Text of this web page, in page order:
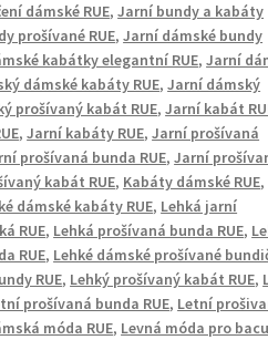
dámské RUE,Jarní bundy a kabáty
prošívané RUE,Jarní dámské bundy
kabátky elegantní RUE,Jarní
dámské kabáty RUE,Jarní dámský
prošívaný kabát RUE,Jarní kabát
,Jarní kabáty RUE,Jarní prošívaná
prošívaná bunda RUE,Jarní
kabát RUE, Kabáty dámské RUE,
dámské kabáty RUE, Lehká jarní
RUE, Lehká prošívaná bunda RUE,
RUE, Lehké dámské prošívané
RUE, Lehký prošívaný kabát RUE,
prošívaná bunda RUE, Letní
móda RUE, Levná móda pro